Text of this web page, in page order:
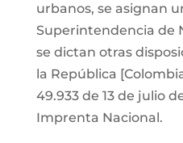
urbanos, se asignan
Superintendencia de
se dictan otras
la República
49.933 de 13 de julio
Imprenta Nacional.